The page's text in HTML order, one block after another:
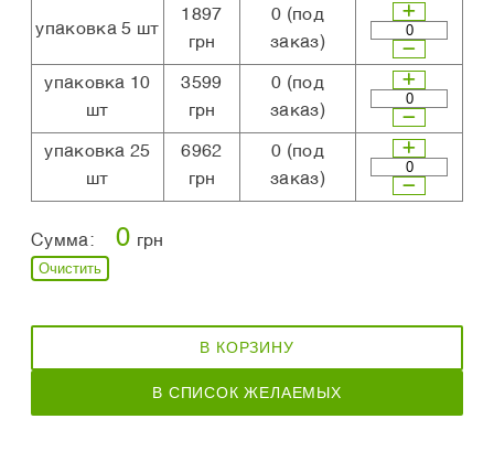
упаковка 5 шт
1897
грн
0 (под
заказ)
упаковка 10
шт
3599
грн
0 (под
заказ)
упаковка 25
шт
6962
грн
0 (под
заказ)
Сумма: 0 грн
Очистить
В КОРЗИНУ
В СПИСОК ЖЕЛАЕМЫХ